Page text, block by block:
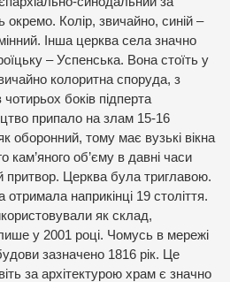
окремо. Колір, звичайно, синій –
Інша церква села значно
– Успенська. Вона стоїть у
колоритна споруда, з
боків підперта
припало на злам 15-16
оборонний, тому має вузькі вікна
кам’яного об’єму в давні часи
притвор. Церква була триглавою.
отримала наприкінці 19 століття.
як склад,
у 2001 році. Чомусь в мережі
зазначено 1816 рік. Це
за архітектурою храм є значно